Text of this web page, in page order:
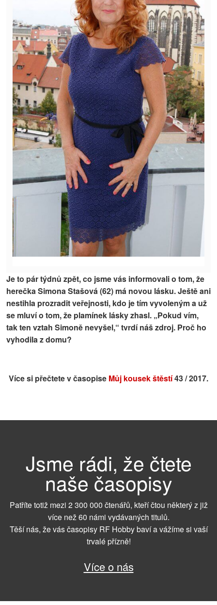
Je to pár týdnů zpět, co jsme vás informovali o tom, že
herečka Simona Stašová (62) má novou lásku. Ještě ani
nestihla prozradit veřejnosti, kdo je tím vyvoleným a už
se mluví o tom, že plamínek lásky zhasl. „Pokud vím,
tak ten vztah Simoně nevyšel,“ tvrdí náš zdroj. Proč ho
vyhodila z domu?
Více si přečtete v časopise Můj kousek štěstí43 / 2017.
Jsme rádi, že čtete
naše časopisy
Patříte totiž mezi 2 300 000 čtenářů, kteří čtou některý z již
více než 60 námi vydávaných titulů.
Těší nás, že vás časopisy RF Hobby baví a vážíme si vaší
trvalé přízně!
Více o nás